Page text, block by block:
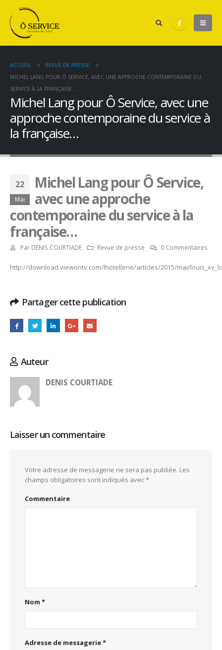
ACCUEIL
REVUE DE PRESSE
MICHEL LANG POUR Ô SERVICE, AVEC UNE APPROCHE CONTEMPORAINE DU
SERVICE À LA FRANÇAISE…
Michel Lang pour Ô Service, avec une
approche contemporaine du service à
la française…
22
Mai
Michel Lang pour Ô Service,
avec une approche
contemporaine du service à la
française…
Par DENIS COURTIADE Revue de presse 0 Commentaires
http://download.viewontv.com/lhotellerie/articles/2015/mai/
Partager cette publication
Auteur
DENIS COURTIADE
Laisser un commentaire
Votre adresse de messagerie ne sera pas publiée. Les
champs obligatoires sont indiqués avec*
Commentaire
Nom *
Adresse de messagerie*